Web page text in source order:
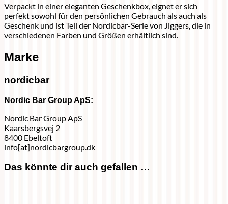
Verpackt in einer eleganten Geschenkbox, eignet er sich
perfekt sowohl für den persönlichen Gebrauch als auch als
Geschenk und ist Teil der Nordicbar-Serie von Jiggers, die in
verschiedenen Farben und Größen erhältlich sind.
Marke
nordicbar
Nordic Bar Group ApS:
Nordic Bar Group ApS
Kaarsbergsvej 2
8400 Ebeltoft
info[at]nordicbargroup.dk
Das könnte dir auch gefallen …